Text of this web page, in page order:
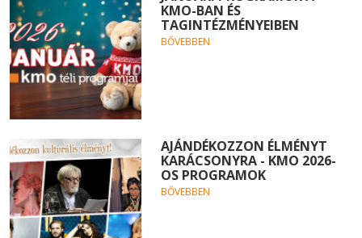
KMO-BAN ÉS
TAGINTÉZMÉNYEIBEN
BŐVEBBEN
AJÁNDÉKOZZON ÉLMÉNYT
KARÁCSONYRA - KMO 2026-
OS PROGRAMOK
BŐVEBBEN